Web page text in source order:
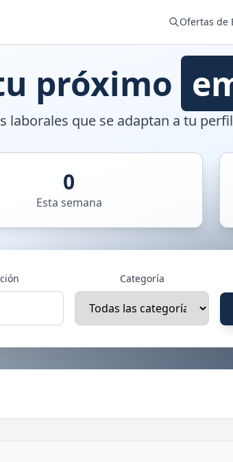
Ofertas de
próximo
laborales que se adaptan a tu
0
Esta semana
Categoría